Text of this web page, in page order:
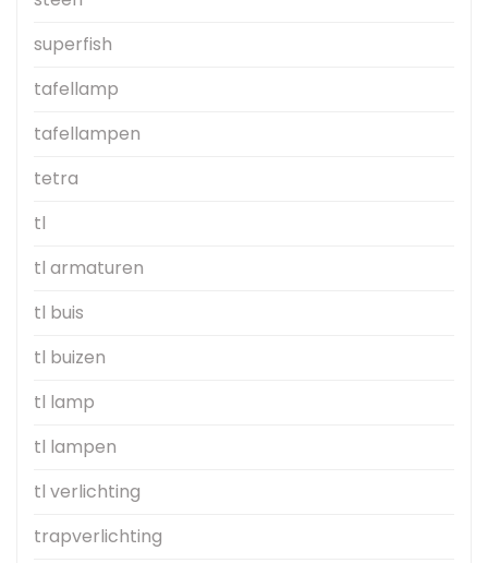
superfish
tafellamp
tafellampen
tetra
tl
tl armaturen
tl buis
tl buizen
tl lamp
tl lampen
tl verlichting
trapverlichting